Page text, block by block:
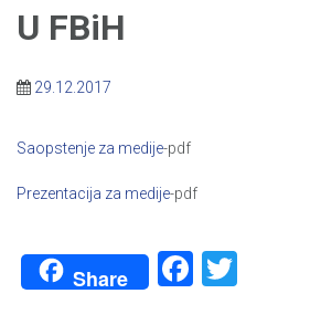
U FBiH
29.12.2017
Saopstenje za medije-pdf
Prezentacija za medije-pdf
Share Facebook